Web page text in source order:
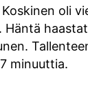
oli
Häntä
minuuttia.